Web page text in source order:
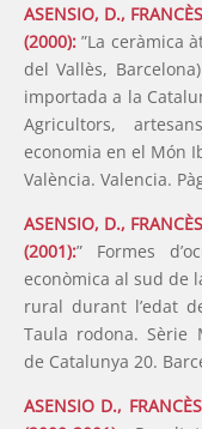
ASENSIO, D.,
(2000): ”La ceràmica
del Vallès,
importada a la
Agricultors,
economia en el Món
València. Valencia.
ASENSIO, D.,
(2001):” Formes
econòmica al sud de
rural durant l’edat
Taula rodona. Sèrie
de Catalunya 20.
ASENSIO D.,